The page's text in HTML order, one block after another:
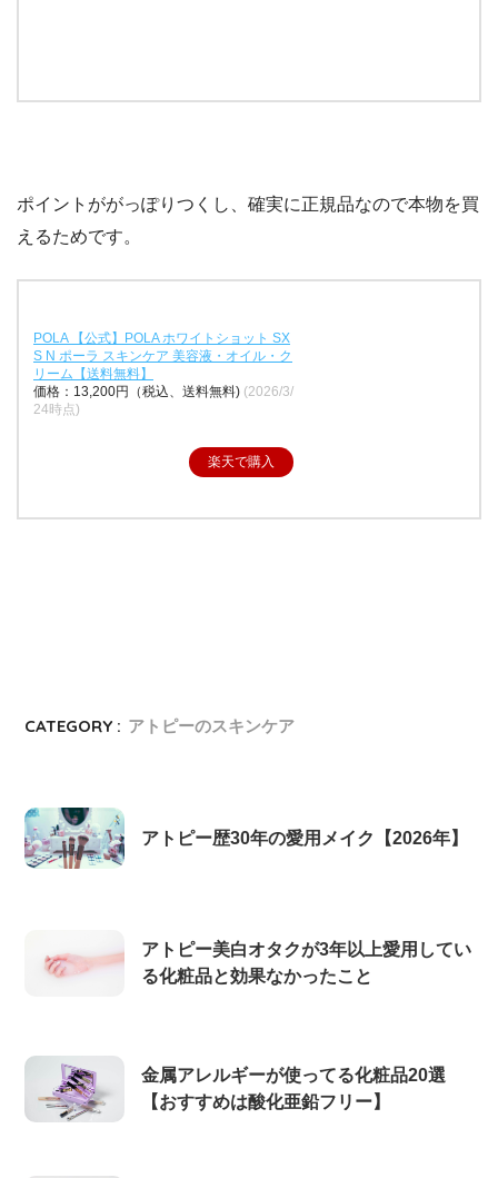
ポイントががっぽりつくし、確実に正規品なので本物を買
えるためです。
POLA 【公式】POLA ホワイトショット SX
S N ポーラ スキンケア 美容液・オイル・ク
リーム【送料無料】
価格：13,200円（税込、送料無料) (2026/3/
24時点)
楽天で購入
CATEGORY : アトピーのスキンケア
アトピー歴30年の愛用メイク【2026年】
アトピー美白オタクが3年以上愛用してい
る化粧品と効果なかったこと
金属アレルギーが使ってる化粧品20選
【おすすめは酸化亜鉛フリー】